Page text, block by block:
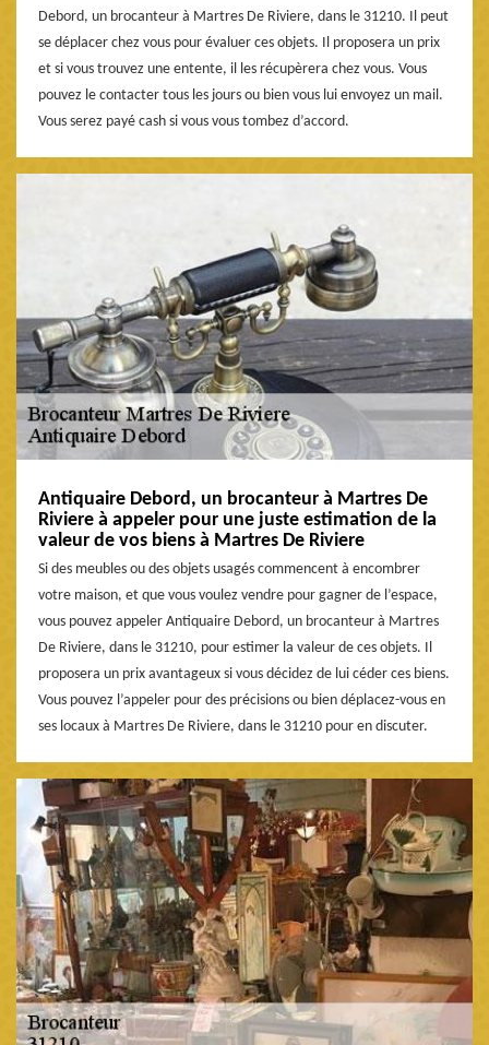
Debord, un brocanteur à Martres De Riviere, dans le 31210. Il peut
se déplacer chez vous pour évaluer ces objets. Il proposera un prix
et si vous trouvez une entente, il les récupèrera chez vous. Vous
pouvez le contacter tous les jours ou bien vous lui envoyez un mail.
Vous serez payé cash si vous vous tombez d’accord.
Antiquaire Debord, un brocanteur à Martres De
Riviere à appeler pour une juste estimation de la
valeur de vos biens à Martres De Riviere
Si des meubles ou des objets usagés commencent à encombrer
votre maison, et que vous voulez vendre pour gagner de l’espace,
vous pouvez appeler Antiquaire Debord, un brocanteur à Martres
De Riviere, dans le 31210, pour estimer la valeur de ces objets. Il
proposera un prix avantageux si vous décidez de lui céder ces biens.
Vous pouvez l’appeler pour des précisions ou bien déplacez-vous en
ses locaux à Martres De Riviere, dans le 31210 pour en discuter.